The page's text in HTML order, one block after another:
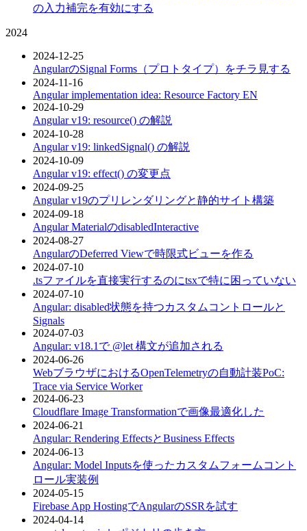
の入力補完を有効にする
2024
2024-12-25
AngularのSignal Forms（プロトタイプ）をチラ見する
2024-11-16
Angular implementation idea: Resource Factory EN
2024-10-29
Angular v19: resource() の解説
2024-10-28
Angular v19: linkedSignal() の解説
2024-10-09
Angular v19: effect() の変更点
2024-09-25
Angular v19のプリレンダリングと静的サイト構築
2024-09-18
Angular MaterialのdisabledInteractive
2024-08-27
AngularのDeferred Viewで時限式ビューを作る
2024-07-10
.tsファイルを直接実行するのにtsxで特に困っていない
2024-07-10
Angular: disabled状態を持つカスタムコントロールと
Signals
2024-07-03
Angular: v18.1で @let 構文が追加される
2024-06-26
WebブラウザにおけるOpenTelemetryの自動計装PoC:
Trace via Service Worker
2024-06-23
Cloudflare Image Transformationで画像最適化した
2024-06-21
Angular: Rendering EffectsとBusiness Effects
2024-06-13
Angular: Model Inputsを使ったカスタムフォームコント
ロール実装例
2024-05-15
Firebase App HostingでAngularのSSRを試す
2024-04-14